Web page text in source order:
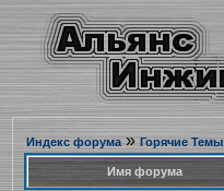
Индекс форума» Горячие Темы
Имя форума